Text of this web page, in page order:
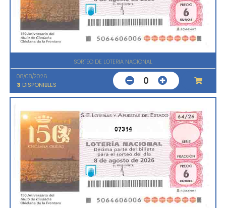
SORTEO DE LOTERIA NACIONAL
08/08/2026
3 DISPONIBLES 0
07314